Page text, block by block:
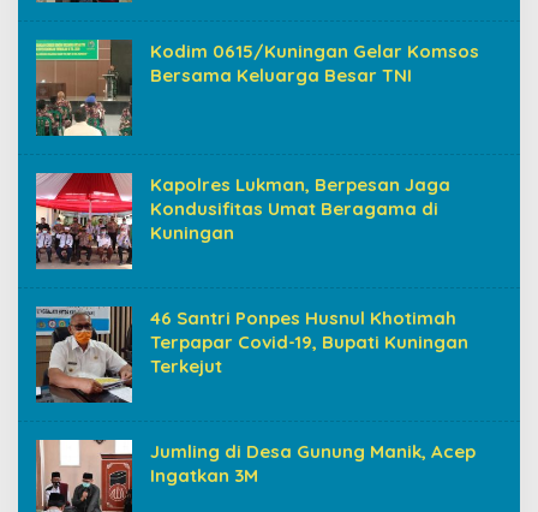
Kodim 0615/Kuningan Gelar Komsos
Bersama Keluarga Besar TNI
Kapolres Lukman, Berpesan Jaga
Kondusifitas Umat Beragama di
Kuningan
46 Santri Ponpes Husnul Khotimah
Terpapar Covid-19, Bupati Kuningan
Terkejut
Jumling di Desa Gunung Manik, Acep
Ingatkan 3M